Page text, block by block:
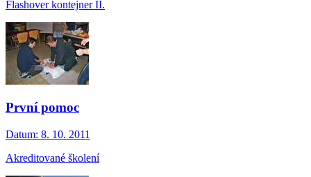
Flashover kontejner II.
První pomoc
Datum: 8. 10. 2011
Akreditované školení